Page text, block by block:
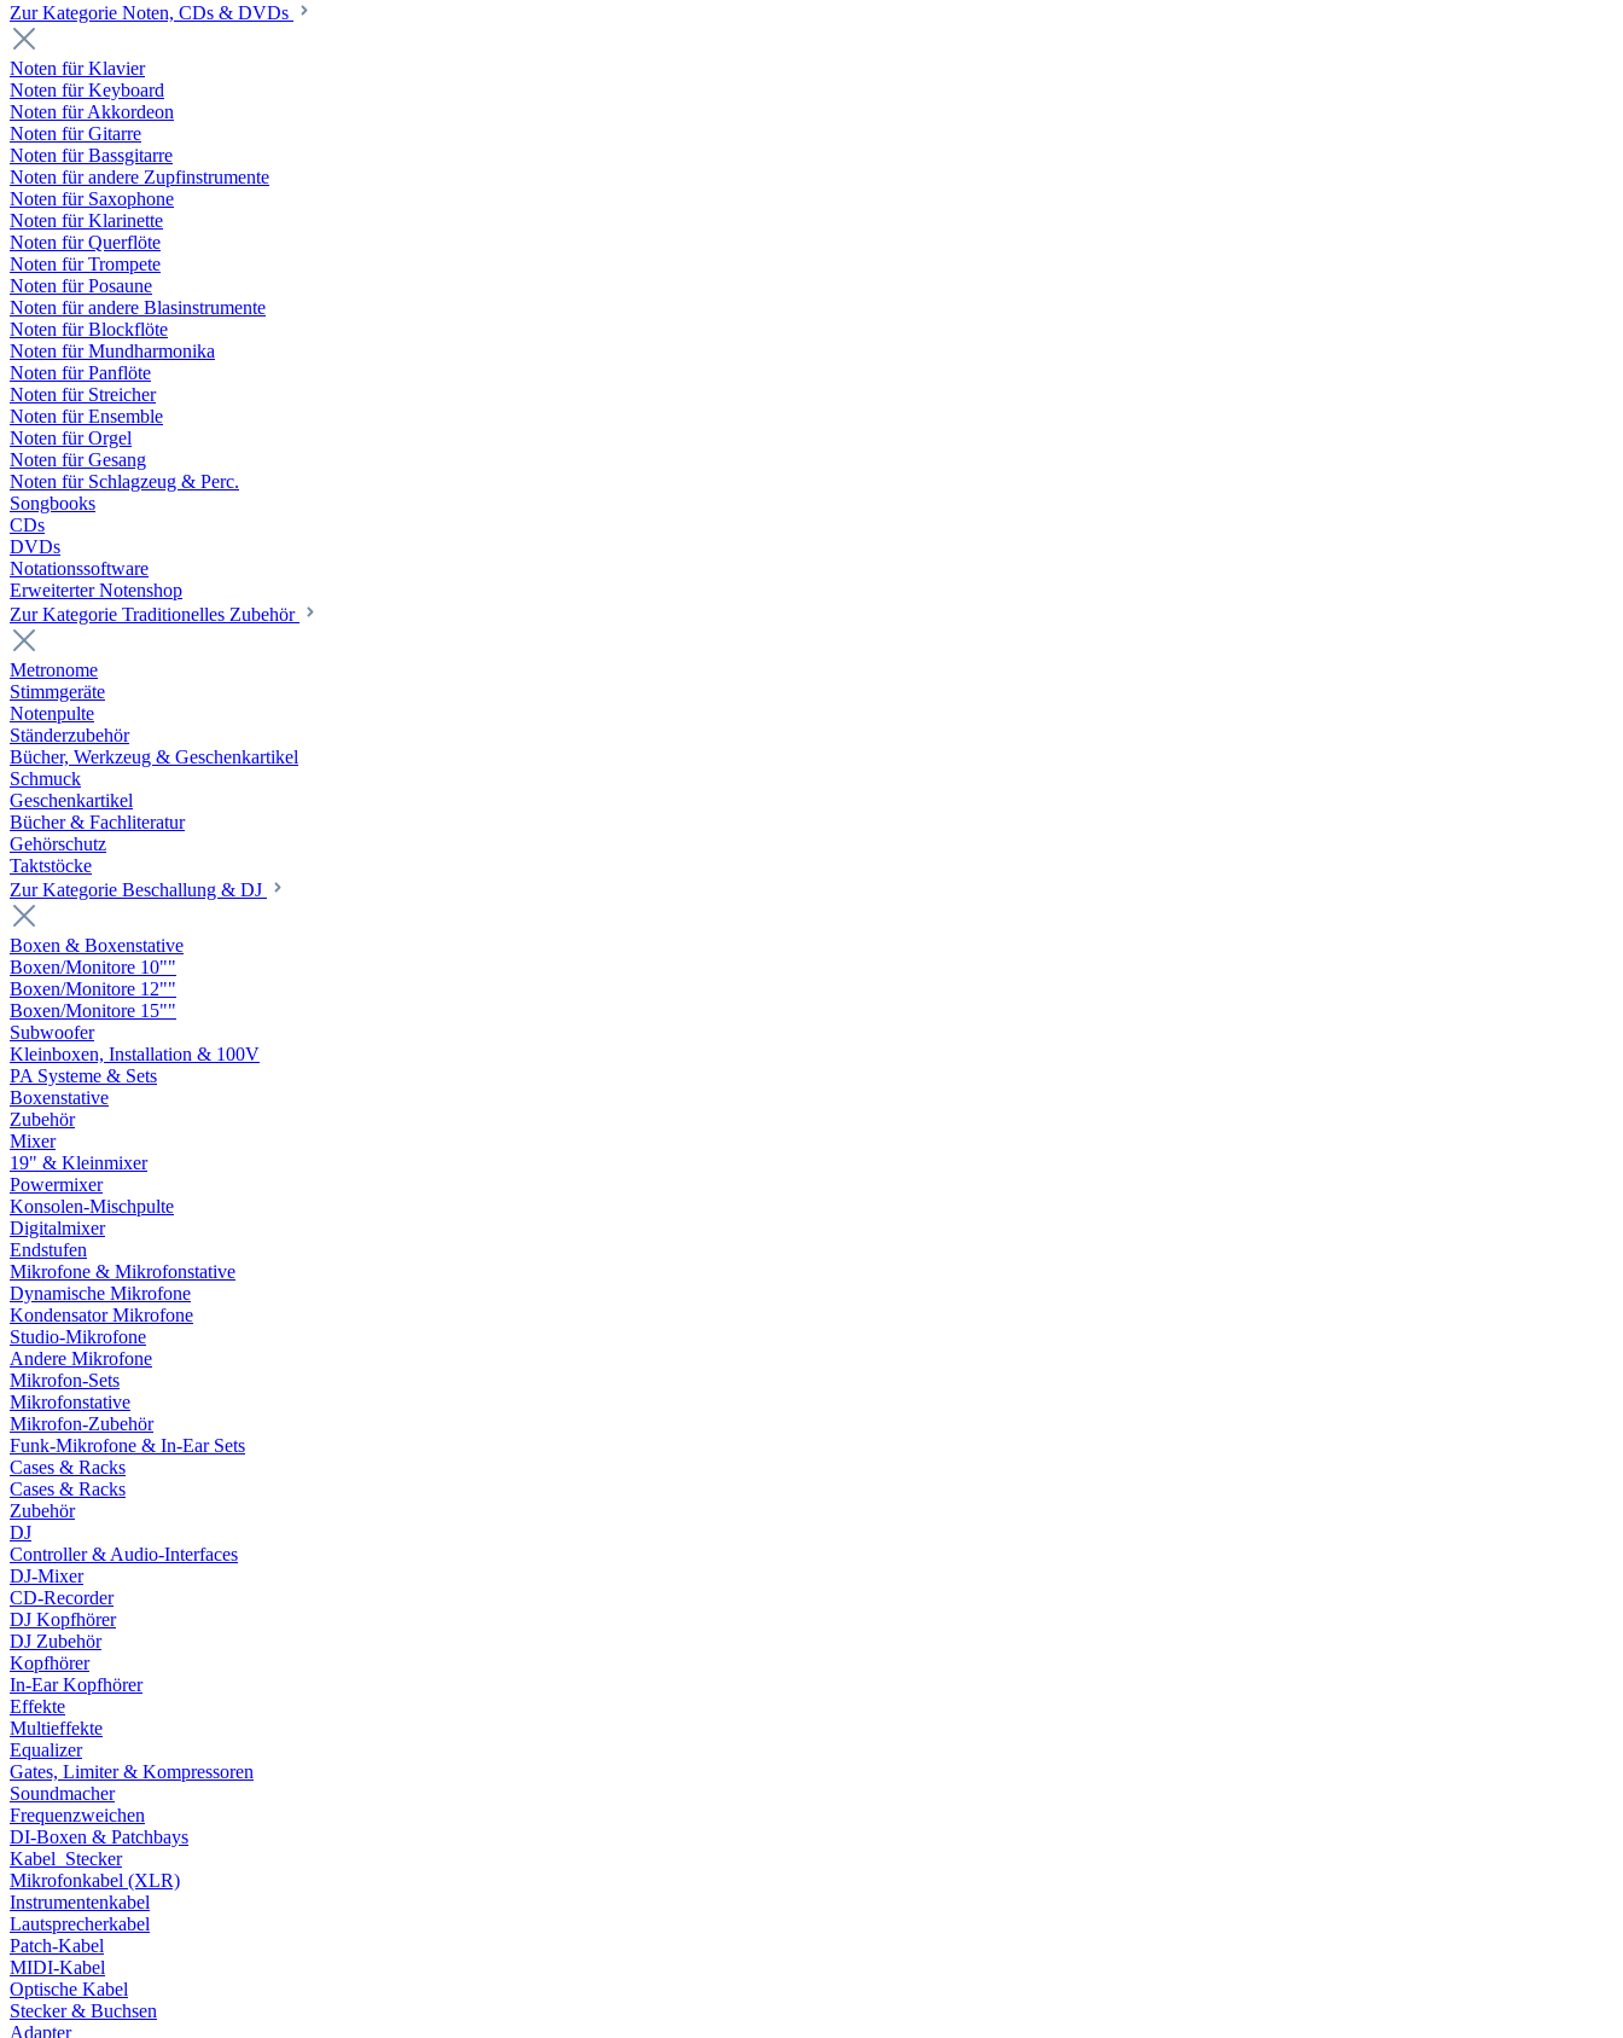
Zur Kategorie Noten, CDs & DVDs
Noten für Klavier
Noten für Keyboard
Noten für Akkordeon
Noten für Gitarre
Noten für Bassgitarre
Noten für andere Zupfinstrumente
Noten für Saxophone
Noten für Klarinette
Noten für Querflöte
Noten für Trompete
Noten für Posaune
Noten für andere Blasinstrumente
Noten für Blockflöte
Noten für Mundharmonika
Noten für Panflöte
Noten für Streicher
Noten für Ensemble
Noten für Orgel
Noten für Gesang
Noten für Schlagzeug & Perc.
Songbooks
CDs
DVDs
Notationssoftware
Erweiterter Notenshop
Zur Kategorie Traditionelles Zubehör
Metronome
Stimmgeräte
Notenpulte
Ständerzubehör
Bücher, Werkzeug & Geschenkartikel
Schmuck
Geschenkartikel
Bücher & Fachliteratur
Gehörschutz
Taktstöcke
Zur Kategorie Beschallung & DJ
Boxen & Boxenstative
Boxen/Monitore 10""
Boxen/Monitore 12""
Boxen/Monitore 15""
Subwoofer
Kleinboxen, Installation & 100V
PA Systeme & Sets
Boxenstative
Zubehör
Mixer
19" & Kleinmixer
Powermixer
Konsolen-Mischpulte
Digitalmixer
Endstufen
Mikrofone & Mikrofonstative
Dynamische Mikrofone
Kondensator Mikrofone
Studio-Mikrofone
Andere Mikrofone
Mikrofon-Sets
Mikrofonstative
Mikrofon-Zubehör
Funk-Mikrofone & In-Ear Sets
Cases & Racks
Cases & Racks
Zubehör
DJ
Controller & Audio-Interfaces
DJ-Mixer
CD-Recorder
DJ Kopfhörer
DJ Zubehör
Kopfhörer
In-Ear Kopfhörer
Effekte
Multieffekte
Equalizer
Gates, Limiter & Kompressoren
Soundmacher
Frequenzweichen
DI-Boxen & Patchbays
Kabel_Stecker
Mikrofonkabel (XLR)
Instrumentenkabel
Lautsprecherkabel
Patch-Kabel
MIDI-Kabel
Optische Kabel
Stecker & Buchsen
Adapter